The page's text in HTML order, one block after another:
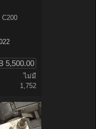
5,500.00
ไม่มี
1,752